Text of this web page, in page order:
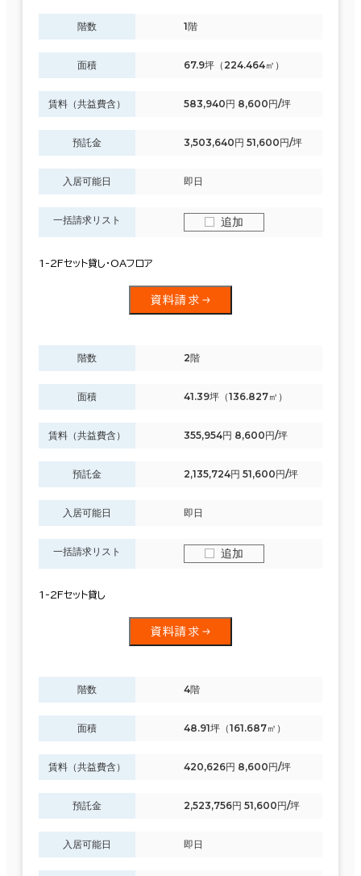
階数 1階
面積 67.9坪（224.464㎡）
賃料（共益費含） 583,940円 8,600円/坪
預託金 3,503,640円 51,600円/坪
入居可能日 即日
一括請求リスト 追加
1-2Fセット貸し・OAフロア
資料請求
階数 2階
面積 41.39坪（136.827㎡）
賃料（共益費含） 355,954円 8,600円/坪
預託金 2,135,724円 51,600円/坪
入居可能日 即日
一括請求リスト 追加
1-2Fセット貸し
資料請求
階数 4階
面積 48.91坪（161.687㎡）
賃料（共益費含） 420,626円 8,600円/坪
預託金 2,523,756円 51,600円/坪
入居可能日 即日